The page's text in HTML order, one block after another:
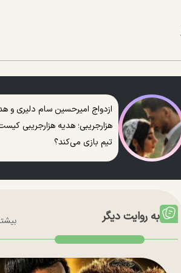
ازدواج امیرحسین سام دلیری و
هزارجریبی؛ هدیه هزارجریبی
تیم بازی می‌کند؟
به روایت دیگر